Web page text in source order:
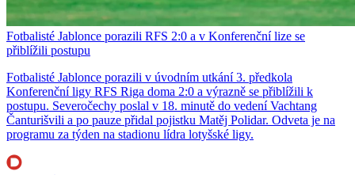
Fotbalisté Jablonce porazili RFS 2:0 a v Konferenční lize se
přiblížili postupu
Fotbalisté Jablonce porazili v úvodním utkání 3. předkola
Konferenční ligy RFS Riga doma 2:0 a výrazně se přiblížili k
postupu. Severočechy poslal v 18. minutě do vedení Vachtang
Čanturišvili a po pauze přidal pojistku Matěj Polidar. Odveta je na
programu za týden na stadionu lídra lotyšské ligy.